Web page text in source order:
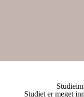
Studiet er meget